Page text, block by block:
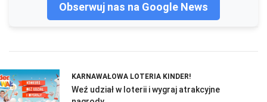
Obserwuj nas na Google News
KARNAWAŁOWA LOTERIA KINDER!
Weź udział w loterii i wygraj atrakcyjne